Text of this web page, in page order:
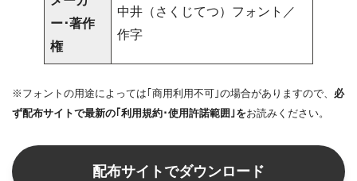
ー･著作
権
中井（さくじてつ）フォント／
作字
※フォントの用途によっては｢商用利用不可｣の場合がありますので、 必
ず配布サイトで最新の｢利用規約･使用許諾範囲｣をお読みください。
配布サイトでダウンロード